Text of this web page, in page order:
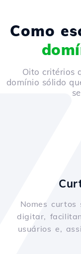
Como
Oito critérios
domínio sólido
Nomes
digitar,
usuários e,